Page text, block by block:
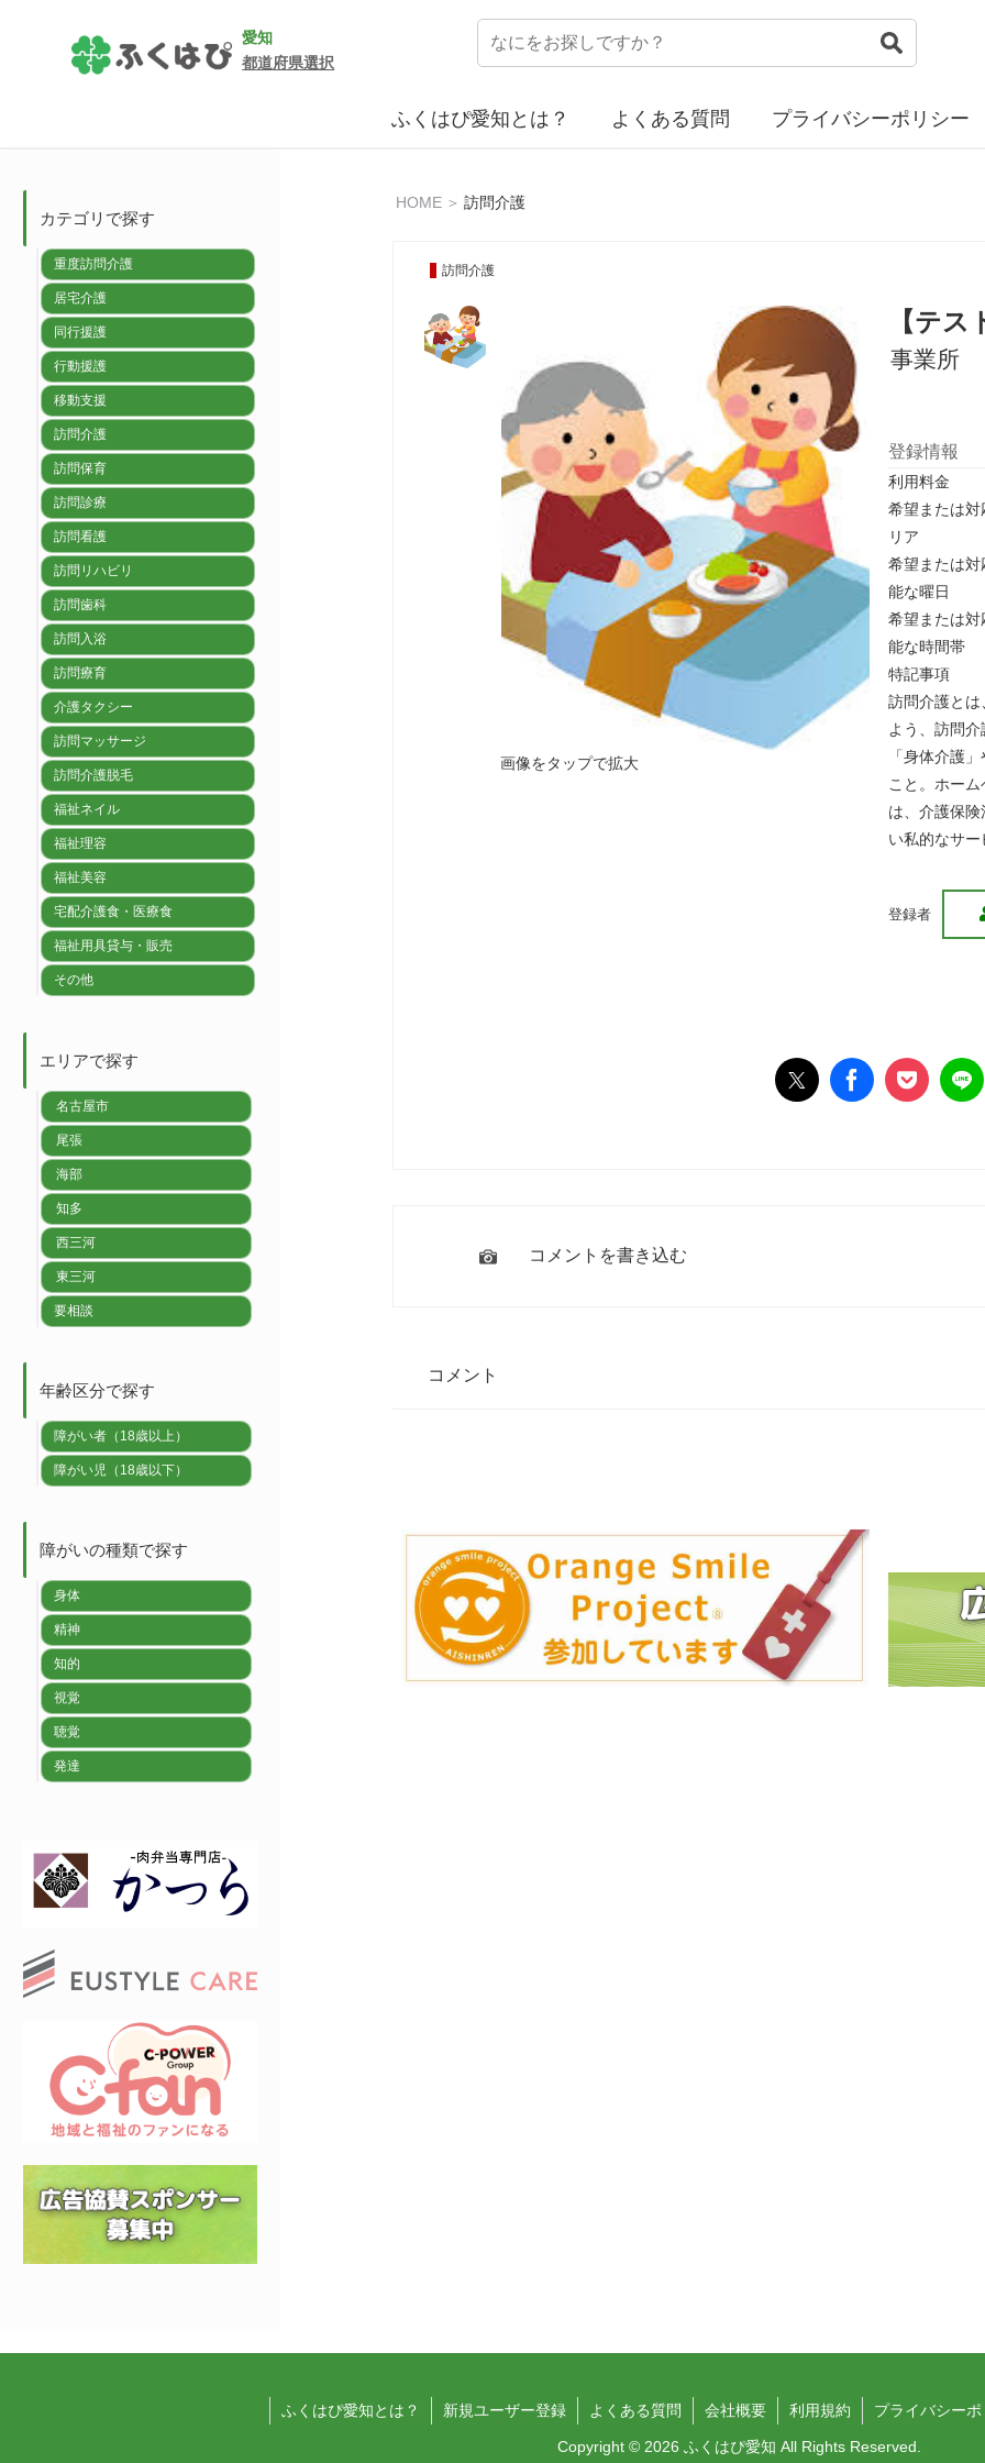
愛知
都道府県選択
ふくはぴ愛知とは？ よくある質問 プライバシーポリシー
HOME ＞ 訪問介護
訪問介護
画像をタップで拡大
【テス
事業所
登録情報
利用料金
希望または対
リア
希望または対
能な曜日
希望または対
能な時間帯
特記事項
訪問介護と
よう、訪問
「身体介護
こと。ホー
は、介護保
い私的なサ
登録者
コメント
コメントを書き込む
カテゴリで探す
重度訪問介護
居宅介護
同行援護
行動援護
移動支援
訪問介護
訪問保育
訪問診療
訪問看護
訪問リハビリ
訪問歯科
訪問入浴
訪問療育
介護タクシー
訪問マッサージ
訪問介護脱毛
福祉ネイル
福祉理容
福祉美容
宅配介護食・医療食
福祉用具貸与・販売
その他
エリアで探す
名古屋市
尾張
海部
知多
西三河
東三河
要相談
年齢区分で探す
障がい者（18歳以上）
障がい児（18歳以下）
障がいの種類で探す
身体
精神
知的
視覚
聴覚
発達
ふくはぴ愛知とは？ 新規ユーザー登録 よくある質問 会社概要 利用規約 プライバシー
Copyright © 2026 ふくはぴ愛知 All Rights Reserved.